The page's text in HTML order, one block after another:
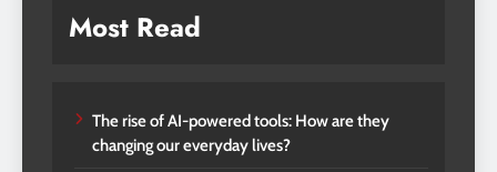
Most Read
The rise of AI-powered tools: How are they
changing our everyday lives?